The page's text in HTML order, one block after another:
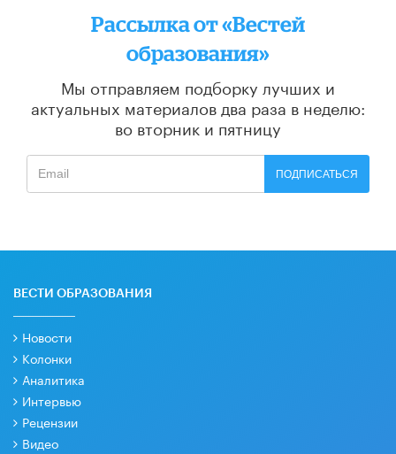
Рассылка от «Вестей
образования»
Мы отправляем подборку лучших и
актуальных материалов два раза в неделю:
во вторник и пятницу
ПОДПИСАТЬСЯ
ВЕСТИ ОБРАЗОВАНИЯ
Новости
Колонки
Аналитика
Интервью
Рецензии
Видео